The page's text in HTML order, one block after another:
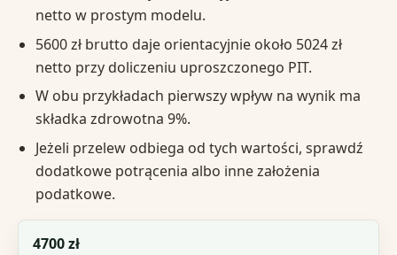
netto w prostym modelu.
5600 zł brutto daje orientacyjnie około 5024 zł
netto przy doliczeniu uproszczonego PIT.
W obu przykładach pierwszy wpływ na wynik ma
składka zdrowotna 9%.
Jeżeli przelew odbiega od tych wartości, sprawdź
dodatkowe potrącenia albo inne założenia
podatkowe.
Emerytura brutto
4700 zł